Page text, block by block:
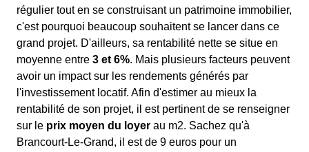
régulier tout en se construisant un patrimoine immobilier,
c'est pourquoi beaucoup souhaitent se lancer dans ce
grand projet. D'ailleurs, sa rentabilité nette se situe en
moyenne entre 3 et 6%. Mais plusieurs facteurs peuvent
avoir un impact sur les rendements générés par
l'investissement locatif. Afin d'estimer au mieux la
rentabilité de son projet, il est pertinent de se renseigner
sur le prix moyen du loyer au m2. Sachez qu'à
Brancourt-Le-Grand, il est de 9 euros pour un